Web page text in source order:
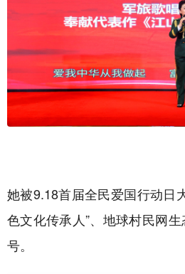
她被9.18首届全民爱国行动日
色文化传承人”、地球村民网
号。